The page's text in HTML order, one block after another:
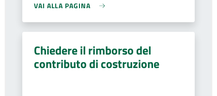
VAI ALLA PAGINA
Chiedere il rimborso del
contributo di costruzione